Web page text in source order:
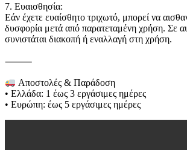
7. Ευαισθησία:
Εάν έχετε ευαίσθητο τριχωτό, μπορεί να
δυσφορία μετά από παρατεταμένη χρήση. Σε
συνιστάται διακοπή ή εναλλαγή στη χρήση.
⸻
Αποστολές & Παράδοση
• Ελλάδα: 1 έως 3 εργάσιμες ημέρες
• Ευρώπη: έως 5 εργάσιμες ημέρες